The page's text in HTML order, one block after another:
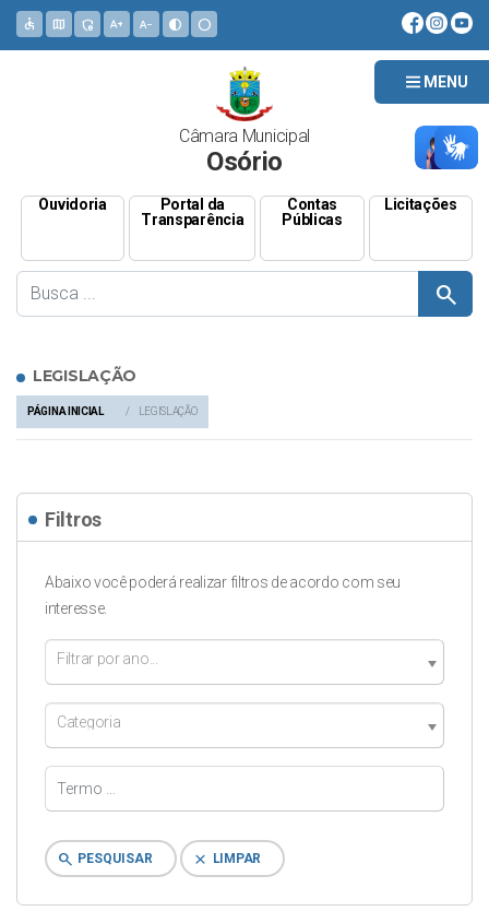
MENU
accessible map admin_panel_settings text_increase text_decrease contrast circle
Câmara Municipal
Osório
Ouvidoria
Portal da
Transparência
Contas
Públicas
Licitações
search
LEGISLAÇÃO
PÁGINA INICIAL LEGISLAÇÃO
Filtros
Abaixo você poderá realizar filtros de acordo com seu
interesse.
Filtrar por ano...
Categoria
search PESQUISAR clear LIMPAR